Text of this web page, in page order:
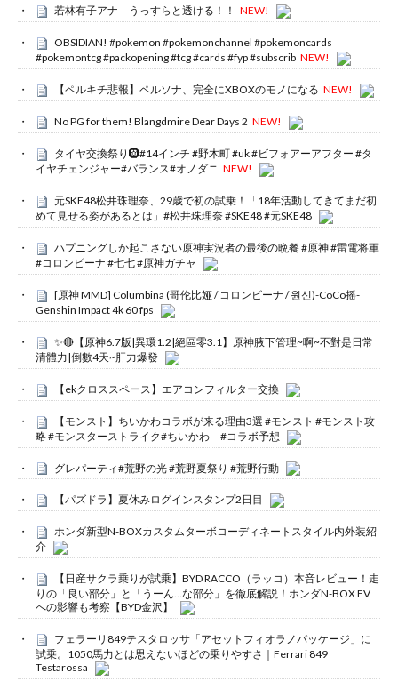
若林有子アナ うっすらと透ける！！ NEW!
OBSIDIAN! #pokemon #pokemonchannel #pokemoncards
#pokemontcg #packopening #tcg #cards #fyp #subscrib NEW!
【ペルキチ悲報】ペルソナ、完全にXBOXのモノになる NEW!
No PG for them! Blangdmire Dear Days 2 NEW!
タイヤ交換祭り🛞#14インチ #野木町 #uk #ビフォアーアフター #タ
イヤチェンジャー#バランス#オノダニ NEW!
元SKE48松井珠理奈、29歳で初の試乗！「18年活動してきてまだ初
めて見せる姿があるとは」#松井珠理奈 #SKE48 #元SKE48
ハプニングしか起こさない原神実況者の最後の晩餐 #原神 #雷電将軍
#コロンビーナ #七七 #原神ガチャ
[原神 MMD] Columbina (哥伦比娅 / コロンビーナ / 원신)-CoCo摇-
Genshin Impact 4k 60 fps
✨🔴【原神6.7版|異環1.2|絕區零3.1】原神腋下管理~啊~不對是日常
清體力|倒數4天~肝力爆發
【ekクロススペース】エアコンフィルター交換
【モンスト】ちいかわコラボが来る理由3選 #モンスト #モンスト攻
略 #モンスターストライク#ちいかわ #コラボ予想
グレパーティ#荒野の光 #荒野夏祭り #荒野行動
【パズドラ】夏休みログインスタンプ2日目
ホンダ新型N-BOXカスタムターボコーディネートスタイル内外装紹
介
【日産サクラ乗りが試乗】BYD RACCO（ラッコ）本音レビュー！走
りの「良い部分」と「うーん…な部分」を徹底解説！ホンダN-BOX EV
への影響も考察【BYD金沢】
フェラーリ849テスタロッサ「アセットフィオラノパッケージ」に
試乗。1050馬力とは思えないほどの乗りやすさ｜Ferrari 849
Testarossa